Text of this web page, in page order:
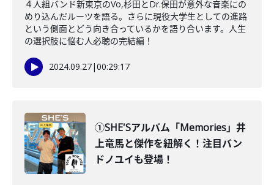
４人組バンド新東京のVo,杉田とDr.保田が意外な音楽にの
めり込んだルーツを語る。さらに現役大学生としての進路
という側面とどう向き合っているかを語り合います。人生
の選択肢に悩む人必聴の完結編！
2024.09.27|00:29:17
①SHE'Sアルバム「Memories」井
上竜馬と傑作を紐解く！注目バン
ドノユイも登場！